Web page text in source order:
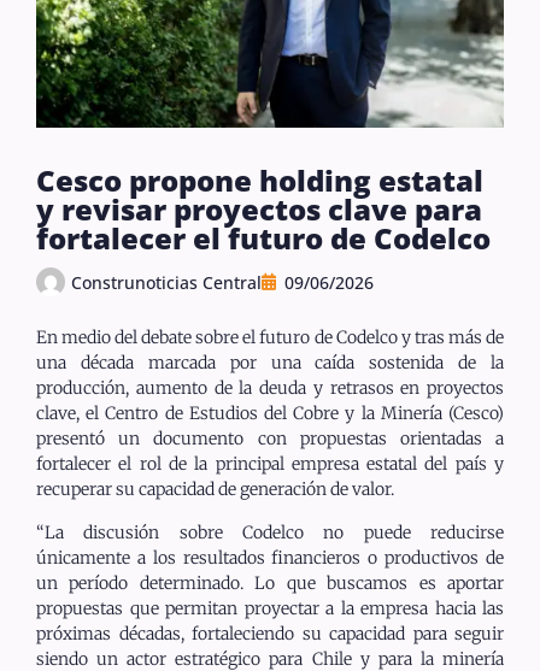
Cesco propone holding estatal
y revisar proyectos clave para
fortalecer el futuro de Codelco
Construnoticias Central 09/06/2026
En medio del debate sobre el futuro de Codelco y tras más de
una década marcada por una caída sostenida de la
producción, aumento de la deuda y retrasos en proyectos
clave, el Centro de Estudios del Cobre y la Minería (Cesco)
presentó un documento con propuestas orientadas a
fortalecer el rol de la principal empresa estatal del país y
recuperar su capacidad de generación de valor.
“La discusión sobre Codelco no puede reducirse
únicamente a los resultados financieros o productivos de
un período determinado. Lo que buscamos es aportar
propuestas que permitan proyectar a la empresa hacia las
próximas décadas, fortaleciendo su capacidad para seguir
siendo un actor estratégico para Chile y para la minería